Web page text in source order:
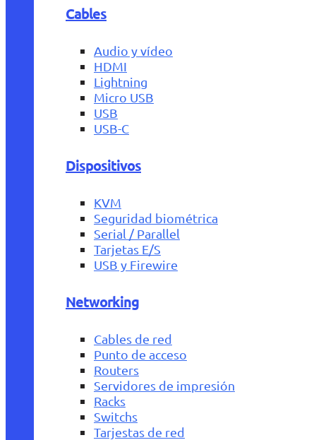
Cables
Audio y vídeo
HDMI
Lightning
Micro USB
USB
USB-C
Dispositivos
KVM
Seguridad biométrica
Serial / Parallel
Tarjetas E/S
USB y Firewire
Networking
Cables de red
Punto de acceso
Routers
Servidores de impresión
Racks
Switchs
Tarjestas de red